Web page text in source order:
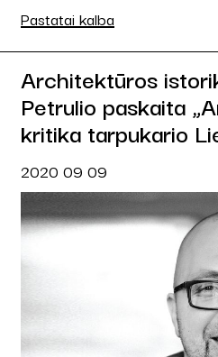
Pastatai kalba
Architektūros
Petrulio paskaita
kritika tarpukario
2020 09 09